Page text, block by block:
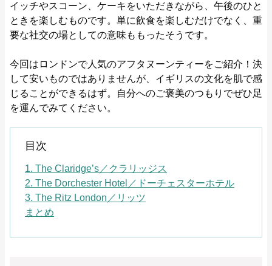
イッチやスコーン、ケーキをいただきながら、午後のひと
ときを楽しむものです。単に飲食を楽しむだけでなく、重
要な社交の場としての意味ももったそうです。
今回はロンドンで人気のアフタヌーンティーをご紹介！決
して安いものではありませんが、イギリスの文化を肌で感
じることができるはず。自分へのご褒美のつもりでぜひ足
を運んでみてください。
目次
1. The Claridge’s／クラリッジス
2. The Dorchester Hotel／ドーチェスターホテル
3. The Ritz London／リッツ
まとめ